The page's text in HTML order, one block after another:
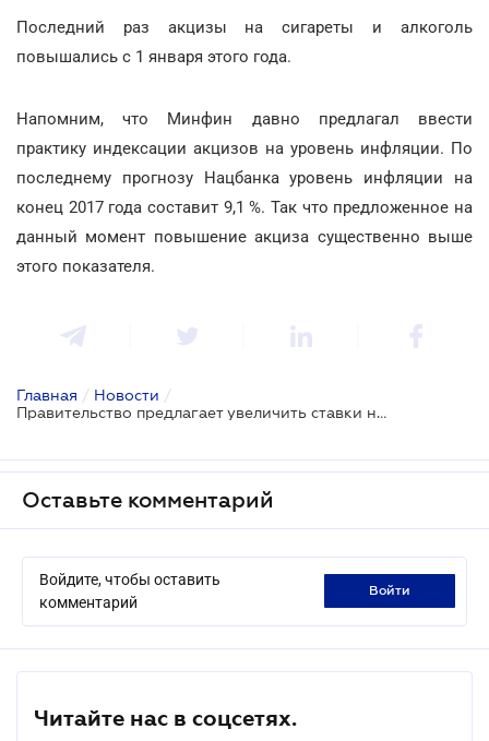
Последний раз акцизы на сигареты и алкоголь
повышались с 1 января этого года.
Напомним, что Минфин давно предлагал ввести
практику индексации акцизов на уровень инфляции. По
последнему прогнозу Нацбанка уровень инфляции на
конец 2017 года составит 9,1 %. Так что предложенное на
данный момент повышение акциза существенно выше
этого показателя.
Главная / Новости /
Правительство предлагает увеличить ставки некоторых налогов
Оставьте комментарий
Войдите, чтобы оставить
комментарий
войти
Читайте нас в соцсетях.